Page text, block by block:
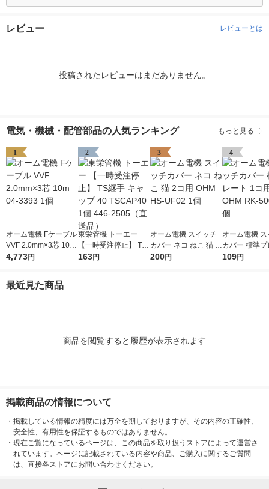
レビュー レビューとは
投稿されたレビューはまだありません。
電気・機械・配管部品の人気ランキング もっと見る
1
オーム電機 Fケーブル
VVF 2.0mm×3芯 10m
04-3393 1個
4,773円
2
東栄管機 トーエー
【一時受注停止】 TS
継手 キャップ 40 TSC
163円
3
オーム電機 スイッチ
カバー ネコ ねこ 猫 2
コ用 OHM HS-UF02 1
200円
4
オーム電機
カバー 標準
1コ用 白
109円
最近見た商品
商品を閲覧すると履歴が表示されます
掲載商品の情報について
・ 掲載している情報の精度には万全を期しておりますが、その内容の正確性、
安全性、有用性を保証するものではありません。
・ 現在ご覧になっているページは、この商品を取り扱うストアによって運営さ
れています。ページに記載されている内容や商品、ご購入に関するご質問
は、直接各ストアにお問い合わせください。